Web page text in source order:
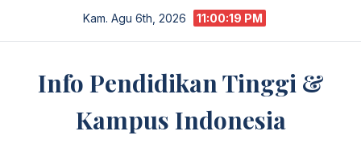
Kam. Agu 6th, 2026 11:00:19 PM
Info Pendidikan Tinggi &
Kampus Indonesia